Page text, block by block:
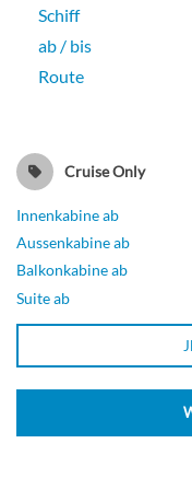
Einzelsuperior
Zweibett Junior-
Suite
Schiff
ab / bis
Route
Cruise Only
Innenkabine ab
Aussenkabine ab
Balkonkabine ab
Suite ab